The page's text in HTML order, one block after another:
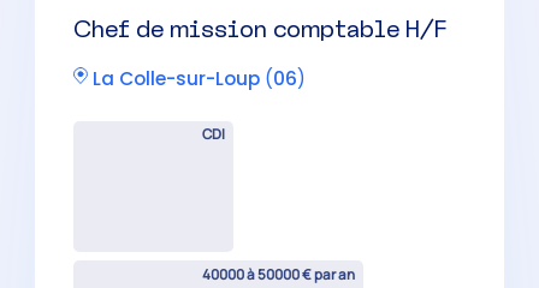
Chef de mission comptable H/F
La Colle-sur-Loup (06)
40000 à 50000 € par an